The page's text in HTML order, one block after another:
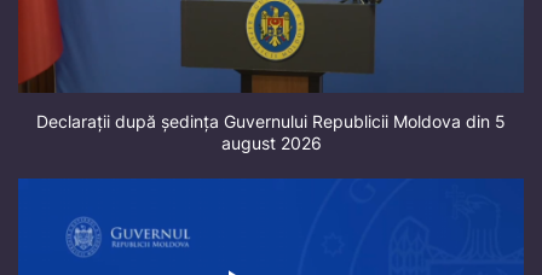
Declarații după ședința Guvernului Republicii Moldova din 5
august 2026